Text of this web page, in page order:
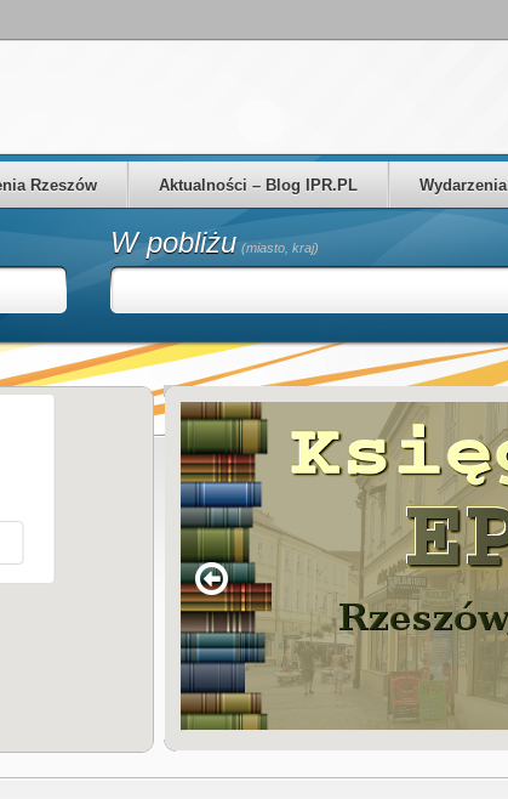
Rzeszów Aktualności – Blog IPR.PL Wydarzenia
W pobliżu (miasto, kraj)